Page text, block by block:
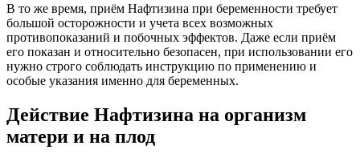
В то же время, приём Нафтизина при беременности требует
большой осторожности и учета всех возможных
противопоказаний и побочных эффектов. Даже если приём
его показан и относительно безопасен, при использовании его
нужно строго соблюдать инструкцию по применению и
особые указания именно для беременных.
Действие Нафтизина на организм
матери и на плод